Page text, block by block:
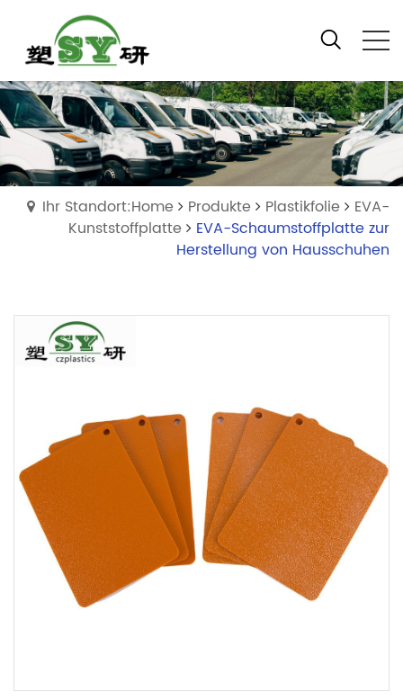
Ihr Standort:Home Produkte Plastikfolie
EVA-
Kunststoffplatte
EVA-Schaumstoffplatte zur
Herstellung von Hausschuhen